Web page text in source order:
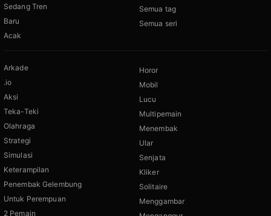
Sedang Tren
Baru
Acak
Semua tag
Semua seri
Arkade
.io
Aksi
Teka-Teki
Olahraga
Strategi
Simulasi
Keterampilan
Penembak Gelembung
Untuk Perempuan
2 Pemain
Horor
Mobil
Lucu
Multipemain
Menembak
Ular
Senjata
Kliker
Solitaire
Menggambar